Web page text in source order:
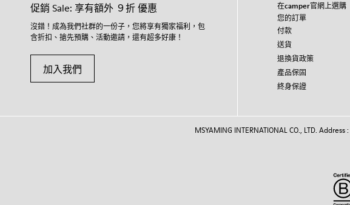
促銷 Sale: 享有額外 ９折 優惠
沒錯！成為我們社群的一份子，您將享有獨家福利，包
含折扣、搶先預購、活動邀請，還有超多好康！
加入我們
在camper官網上選購
您的訂單
付款
送貨
退換貨政策
產品保固
終身保證
MSYAMING INTERNATIONAL CO., LTD. Address